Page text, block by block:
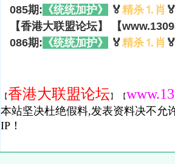
085期: 《统统加护》 🏅精杀⒈肖
【香港大联盟论坛】 【
086期: 《统统加护》 🏅精杀⒈肖
【香港大联盟论坛】 【
本站坚决杜绝假料,发表资料决不允
IP！